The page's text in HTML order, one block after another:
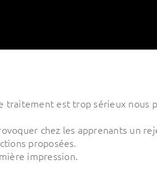
est trop sérieux nous
chez les apprenants un
proposées.
impression.